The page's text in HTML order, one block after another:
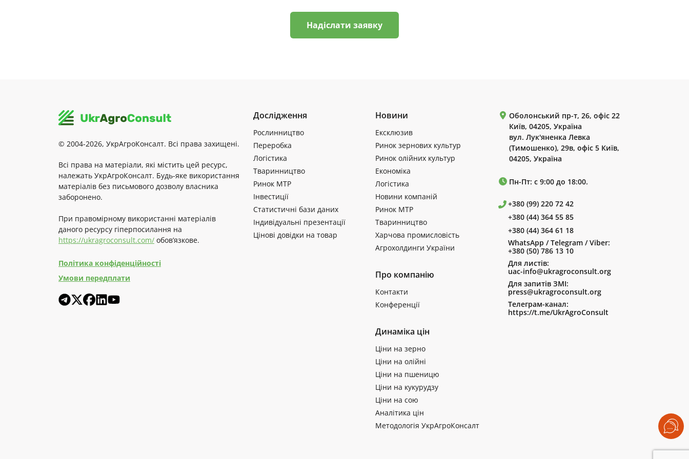
Надіслати заявку
© 2004-2026, УкрАгроКонсалт. Всі права захищені.
Всі права на матеріали, які містить цей ресурс,
належать УкрАгроКонсалт. Будь-яке використання
матеріалів без письмового дозволу власника
заборонено.
При правомірному використанні матеріалів
даного ресурсу гіперпосилання на
https://ukragroconsult.com/ обов’язкове.
Політика конфіденційності
Умови передплати
Дослідження
Рослинництво
Переробка
Логістика
Тваринництво
Ринок МТР
Інвестиції
Статистичні бази даних
Індивідуальні презентації
Цінові довідки на товар
Новини
Ексклюзив
Ринок зернових культур
Ринок олійних культур
Економіка
Логістика
Новини компаній
Ринок МТР
Тваринництво
Харчова промисловість
Агрохолдинги України
Про компанію
Контакти
Конференції
Динаміка цін
Ціни на зерно
Ціни на олійні
Ціни на пшеницю
Ціни на кукурудзу
Ціни на сою
Аналітика цін
Методологія УкрАгроКонсалт
Оболонський пр-т, 26, офіс 22
Київ, 04205, Україна
вул. Лук'яненка Левка
(Тимошенко), 29в, офіс 5 Київ,
04205, Україна
Пн-Пт: с 9:00 до 18:00.
+380 (99) 220 72 42
+380 (44) 364 55 85
+380 (44) 364 61 18
WhatsApp / Telegram / Viber:
+380 (50) 786 13 10
Для листів:
uac-info@ukragroconsult.org
Для запитів ЗМІ:
press@ukragroconsult.org
Телеграм-канал:
https://t.me/UkrAgroConsult